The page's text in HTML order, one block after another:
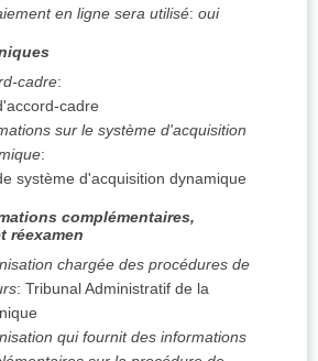
en ligne sera utilisé: oui
cadre:
cadre
sur le système d'acquisition
:
système d'acquisition dynamique
complémentaires,
réexamen
chargée des procédures de
: Tribunal Administratif de la
qui fournit des informations